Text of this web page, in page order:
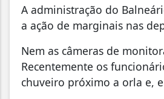
A administração do
a ação de marginais nas
Nem as câmeras de
Recentemente os
chuveiro próximo a orla e,